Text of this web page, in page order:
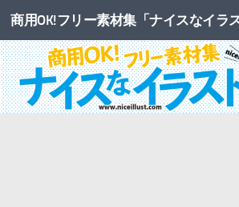
コンテンツへスキップ
商用OK!フリー素材集「ナイスなイラ